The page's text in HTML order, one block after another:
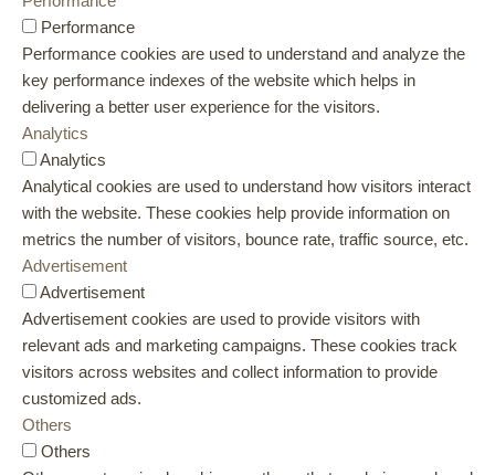
Performance
Performance cookies are used to understand and analyze the
key performance indexes of the website which helps in
delivering a better user experience for the visitors.
Analytics
Analytics
Analytical cookies are used to understand how visitors interact
with the website. These cookies help provide information on
metrics the number of visitors, bounce rate, traffic source, etc.
Advertisement
Advertisement
Advertisement cookies are used to provide visitors with
relevant ads and marketing campaigns. These cookies track
visitors across websites and collect information to provide
customized ads.
Others
Others